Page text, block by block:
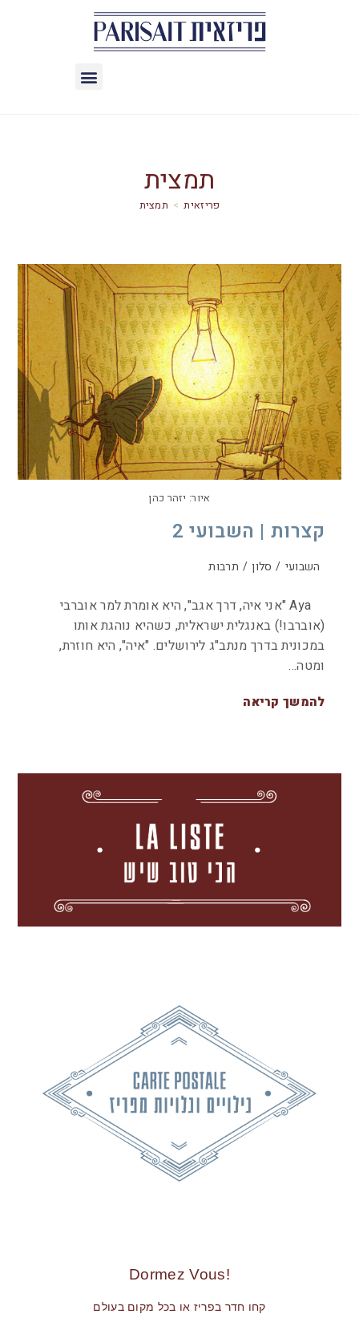
תמצית
> תמצית
איור: יזהר כהן
קצרות | השבועי 2
השבועי / סלון / תרבות
Aya "אני איה, דרך אגב", היא אומרת למר אוברבי
(אוברבו!) באנגלית ישראלית, כשהיא נוהגת אותו
במכונית בדרך מנתב"ג לירושלים. "איה", היא חוזרת,
ומטה…
להמשך קריאה
!Dormez Vous
קחו חדר בפריז או בכל מקום בעולם